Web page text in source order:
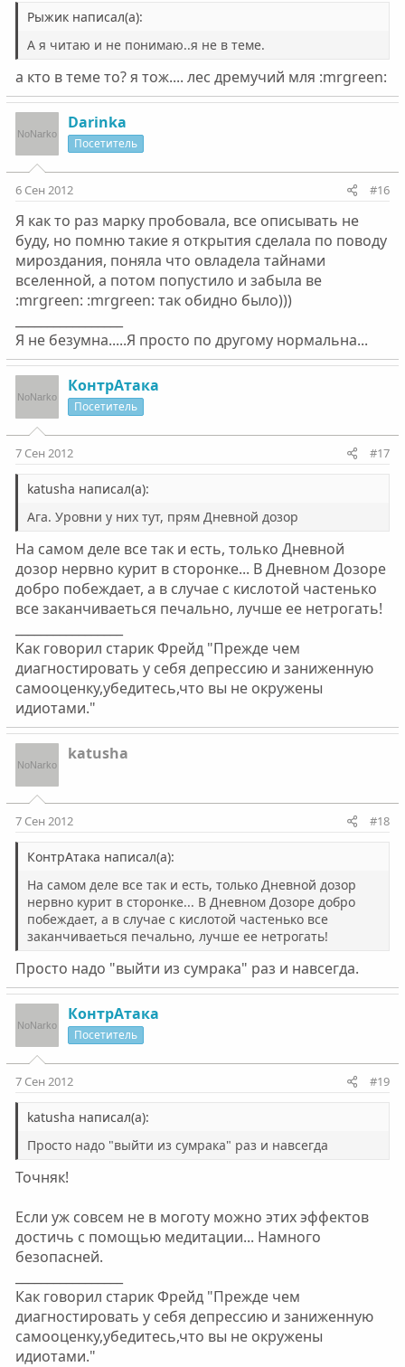
Рыжик написал(а):
А я читаю и не понимаю..я не в теме.
а кто в теме то? я тож.... лес дремучий мля :mrgreen:
Darinka
Посетитель
6 Сен 2012 #16
Я как то раз марку пробовала, все описывать не
буду, но помню такие я открытия сделала по поводу
мироздания, поняла что овладела тайнами
вселенной, а потом попустило и забыла ве
:mrgreen: :mrgreen: так обидно было)))
Я не безумна.....Я просто по другому нормальна...
КонтрАтака
Посетитель
7 Сен 2012 #17
katusha написал(а):
Ага. Уровни у них тут, прям Дневной дозор
На самом деле все так и есть, только Дневной
дозор нервно курит в сторонке... В Дневном Дозоре
добро побеждает, а в случае с кислотой частенько
все заканчиваеться печально, лучше ее нетрогать!
Как говорил старик Фрейд "Прежде чем
диагностировать у себя депрессию и заниженную
самооценку,убедитесь,что вы не окружены
идиотами."
katusha
7 Сен 2012 #18
КонтрАтака написал(а):
На самом деле все так и есть, только Дневной дозор
нервно курит в сторонке... В Дневном Дозоре добро
побеждает, а в случае с кислотой частенько все
заканчиваеться печально, лучше ее нетрогать!
Просто надо "выйти из сумрака" раз и навсегда.
КонтрАтака
Посетитель
7 Сен 2012 #19
katusha написал(а):
Просто надо "выйти из сумрака" раз и навсегда
Точняк!
Если уж совсем не в моготу можно этих эффектов
достичь с помощью медитации... Намного
безопасней.
Как говорил старик Фрейд "Прежде чем
диагностировать у себя депрессию и заниженную
самооценку,убедитесь,что вы не окружены
идиотами."